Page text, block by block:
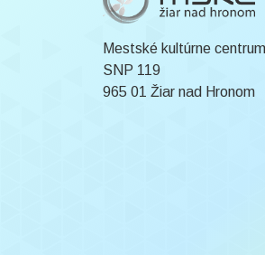
Mestské kultúrne centrum
SNP 119
965 01 Žiar nad Hronom